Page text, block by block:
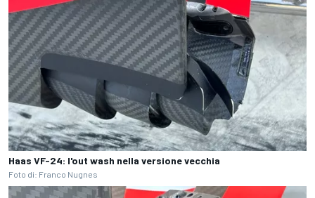
Haas VF-24: l'out wash nella versione vecchia
Foto di: Franco Nugnes